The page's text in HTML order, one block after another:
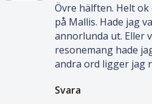
Övre hälften. Helt
på Mallis. Hade jag
annorlunda ut. Eller
resonemang hade
andra ord ligger jag
Svara